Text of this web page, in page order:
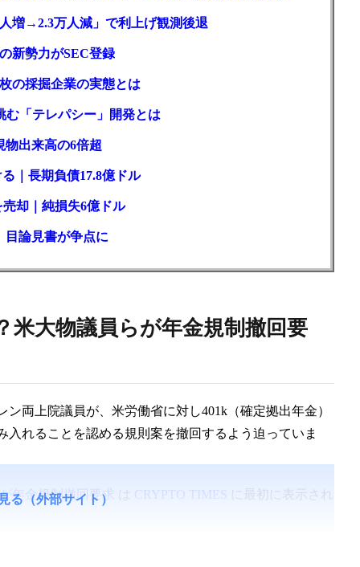
増→2.3万人減」で利上げ観測後退
新勢力がSEC登録
の採掘企業の実態とは
「テレパシー」開発とは
物出来高の6倍超
｜長期負債17.8億ドル
却｜純損失6億ドル
目論見書が争点に
米大物議員らが年金規制撤回要
両上院議員が、米労働省に対し401k（確定拠出年金）
れることを認める規則案を撤回するよう迫っていま
年金規制撤回要求 CRYPTO TIMES に最初に表示され
る（外部サイト）